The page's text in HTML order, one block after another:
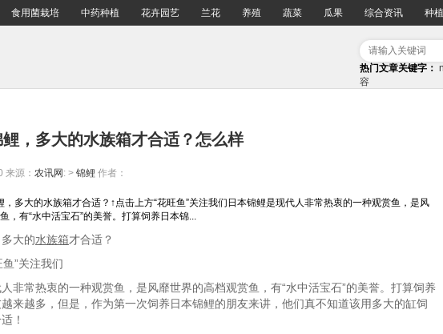
食用菌栽培 中药种植 花卉园艺 兰花 养殖 蔬菜 瓜果 综合资讯 种
热门文章关键字：
容
，多大的水族箱才合适？怎么样
来源： 农讯网 : > 锦鲤 作者：
，多大的水族箱才合适？↑点击上方“花旺鱼”关注我们日本锦鲤是现代人非常热衷的一种观赏鱼，是风
，有“水中活宝石”的美誉。打算饲养日本锦...
大的水族箱才合适？
”关注我们
非常热衷的一种观赏鱼，是风靡世界的高档观赏鱼，有“水中活宝石”的美誉。打算饲养
来越多，但是，作为第一次饲养日本锦鲤的朋友来讲，他们真不知道该用多大的缸饲
！